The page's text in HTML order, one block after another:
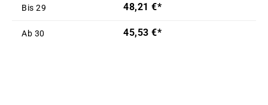
Bis 29 48,21 €*
Ab 30 45,53 €*